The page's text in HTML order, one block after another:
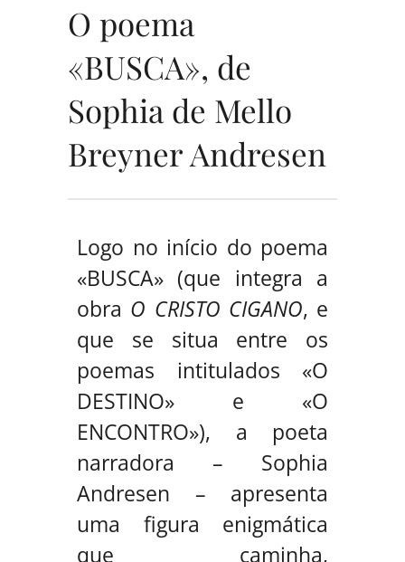
O poema
«BUSCA», de
Sophia de Mello
Breyner Andresen
Logo no início do poema
«BUSCA» (que integra a
obra O CRISTO CIGANO, e
que se situa entre os
poemas intitulados «O
DESTINO» e «O
ENCONTRO»), a poeta
narradora – Sophia
Andresen – apresenta
uma figura enigmática
que caminha,